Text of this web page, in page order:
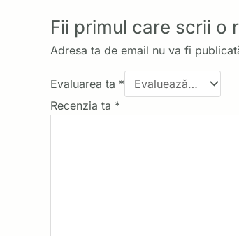
Fii primul care scrii o
Adresa ta de email nu va fi
Evaluarea ta *
Recenzia ta *